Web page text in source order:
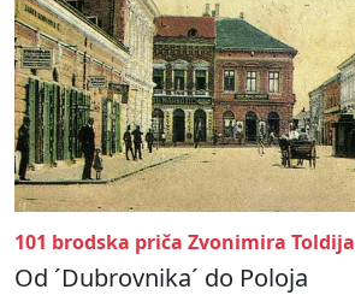
101 brodska priča Zvonimira Toldija
Od ´Dubrovnika´ do Poloja